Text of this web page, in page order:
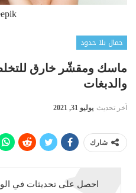
جمال بلا حدود
ماسك ومقشّر خارق
والدبغات
آخر تحديث يوليو 31, 2021
شارك
احصل على تحديثات في